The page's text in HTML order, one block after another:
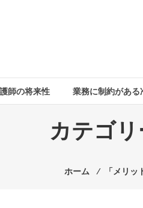
師の将来性 業務に制約がある
カテゴリ
ホーム ⁄ 「メリ